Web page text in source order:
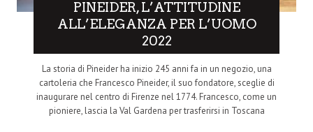
PINEIDER, L’ATTITUDINE
ALL’ELEGANZA PER L’UOMO
2022
La storia di Pineider ha inizio 245 anni fa in un negozio, una
cartoleria che Francesco Pineider, il suo fondatore, sceglie di
inaugurare nel centro di Firenze nel 1774. Francesco, come un
pioniere, lascia la Val Gardena per trasferirsi in Toscana